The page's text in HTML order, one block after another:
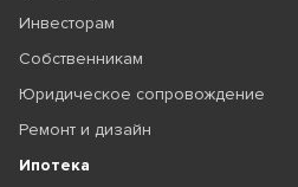
Инвесторам
Собственникам
Юридическое сопровождение
Ремонт и дизайн
Ипотека